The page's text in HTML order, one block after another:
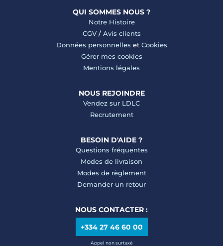
QUI SOMMES NOUS ?
Notre Histoire
CGV/ Avis clients
Données personnelles et Cookies
Gérer mes cookies
Mentions légales
NOUS REJOINDRE
Vendez sur LDLC
Recrutement
BESOIN D'AIDE ?
Questions fréquentes
Modes de livraison
Modes de règlement
Demander un retour
NOUS CONTACTER :
+334 27 46 60 00
Appel non surtaxé